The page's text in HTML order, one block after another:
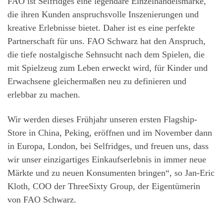
die ihren Kunden anspruchsvolle Inszenierungen und
kreative Erlebnisse bietet. Daher ist es eine perfekte
Partnerschaft für uns. FAO Schwarz hat den Anspruch,
die tiefe nostalgische Sehnsucht nach dem Spielen, die
mit Spielzeug zum Leben erweckt wird, für Kinder und
Erwachsene gleichermaßen neu zu definieren und
erlebbar zu machen.
Wir werden dieses Frühjahr unseren ersten Flagship-
Store in China, Peking, eröffnen und im November dann
in Europa, London, bei Selfridges, und freuen uns, dass
wir unser einzigartiges Einkaufserlebnis in immer neue
Märkte und zu neuen Konsumenten bringen“, so Jan-Eric
Kloth, COO der ThreeSixty Group, der Eigentümerin
von FAO Schwarz.